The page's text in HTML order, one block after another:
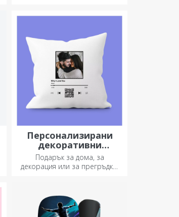
Персонализирани
декоративни
възглавници
Подарък за дома, за
декорация или за прегръдка,
всеки повод.